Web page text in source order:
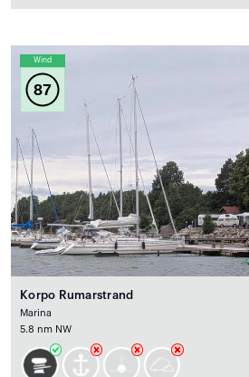
Wind
87
Korpo Rumarstrand
Marina
5.8 nm NW